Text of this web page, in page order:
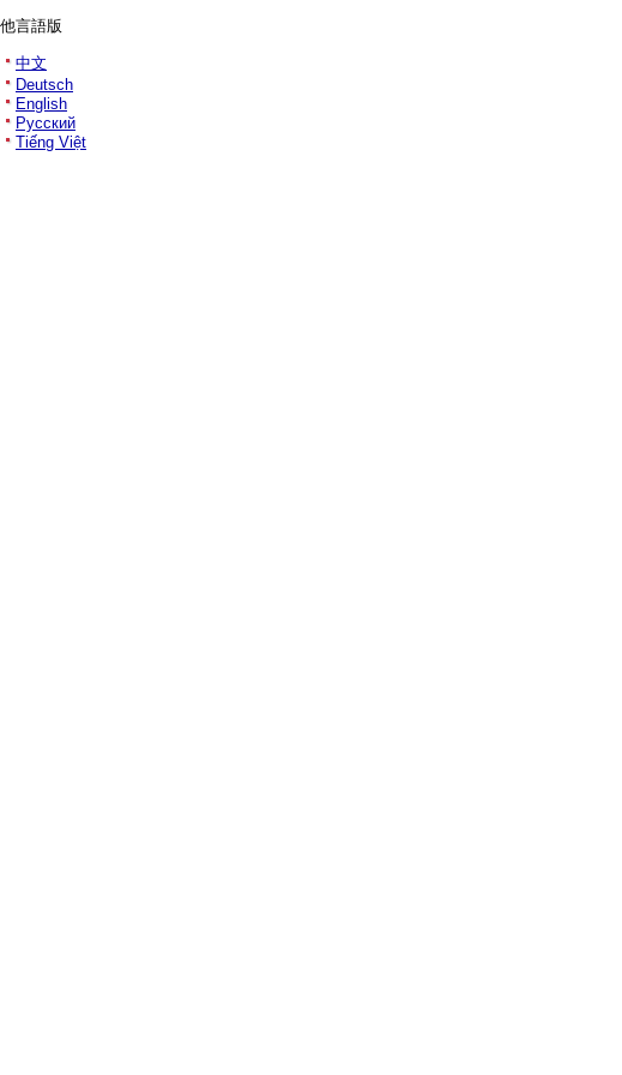
他言語版
中文
Deutsch
English
Русский
Tiếng Việt